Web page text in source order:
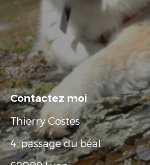
Contactez moi
Thierry Costes
4, passage du béal